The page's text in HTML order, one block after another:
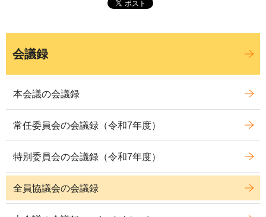
会議録
本会議の会議録
常任委員会の会議録（令和7年度）
特別委員会の会議録（令和7年度）
全員協議会の会議録